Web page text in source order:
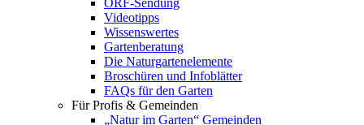
ORF-Sendung
Videotipps
Wissenswertes
Gartenberatung
Die Naturgartenelemente
Broschüren und Infoblätter
FAQs für den Garten
Für Profis & Gemeinden
„Natur im Garten“ Gemeinden